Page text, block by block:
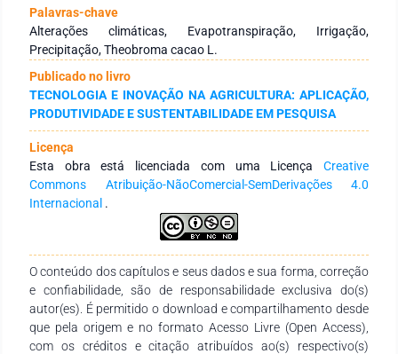
(INMET), de posse dos dados de evapotranspiração de
referencia (ET0) foi possível estimar a evapotranspiração da
cultura (ETC), multiplicando a ET0 pelo coeficiente de cultura
(Kc) considerando as diferentes fases do cacaueiro. Foi
relacionado as variáveis meteorológicas com a necessidades
climáticas das plantas de cacau; e ainda, observado se há
períodos críticos com relação as necessidades hídricas da
cultura durante os meses do ano. A precipitação total anual
do município de Altamira e Medicilândia está acima da
demanda hídrica anual do cacaueiro, porém existe uma forte
sazonalidade em decorrência da má distribuição
pluviométrica, podendo prejudicar o bom desenvolvimento e
crescimento da planta. Durante os últimos sete meses do
maior que a precipitação. Uma possível solução para resolver
essa diferença, seria com a introdução de manejos e tratos
culturais com tecnologia da irrigação para adequar essa
diferença. Estudos futuros são necessários para se verificar a
viabilidade econômica da instalação de sistema de irrigação.
Palavras-chave
Alterações climáticas, Evapotranspiração, Irrigação,
Precipitação, Theobroma cacao L.
Publicado no livro
TECNOLOGIA E INOVAÇÃO NA AGRICULTURA: APLICAÇÃO,
PRODUTIVIDADE E SUSTENTABILIDADE EM PESQUISA
Licença
Esta obra está licenciada com uma Licença Creative
Commons Atribuição-NãoComercial-SemDerivações 4.0
Internacional .
O conteúdo dos capítulos e seus dados e sua forma, correção
e confiabilidade, são de responsabilidade exclusiva do(s)
autor(es). É permitido o download e compartilhamento desde
que pela origem e no formato Acesso Livre (Open Access),
com os créditos e citação atribuídos ao(s) respectivo(s)